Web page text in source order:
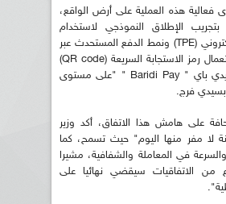
هذه العملية على أرض الواقع،
بتجريب الإطلاق النموذجي لاستخدام
نهائيات الدفع الالكتروني (TPE) ونمط الدفع المستحدث عبر
الهاتف النقال باستعمال رمز الاستجابة السريعة (QR code)
وتطبيق الدفع "بريدي باي " Baridi Pay " "على مستوى
على هامش هذا الاتفاق، أكد وزير
لا مفر منها اليوم" حيث تسمح، كما
في المعاملة والشفافية، مشيرا
من الاتفاقيات سيقضي نهائيا على